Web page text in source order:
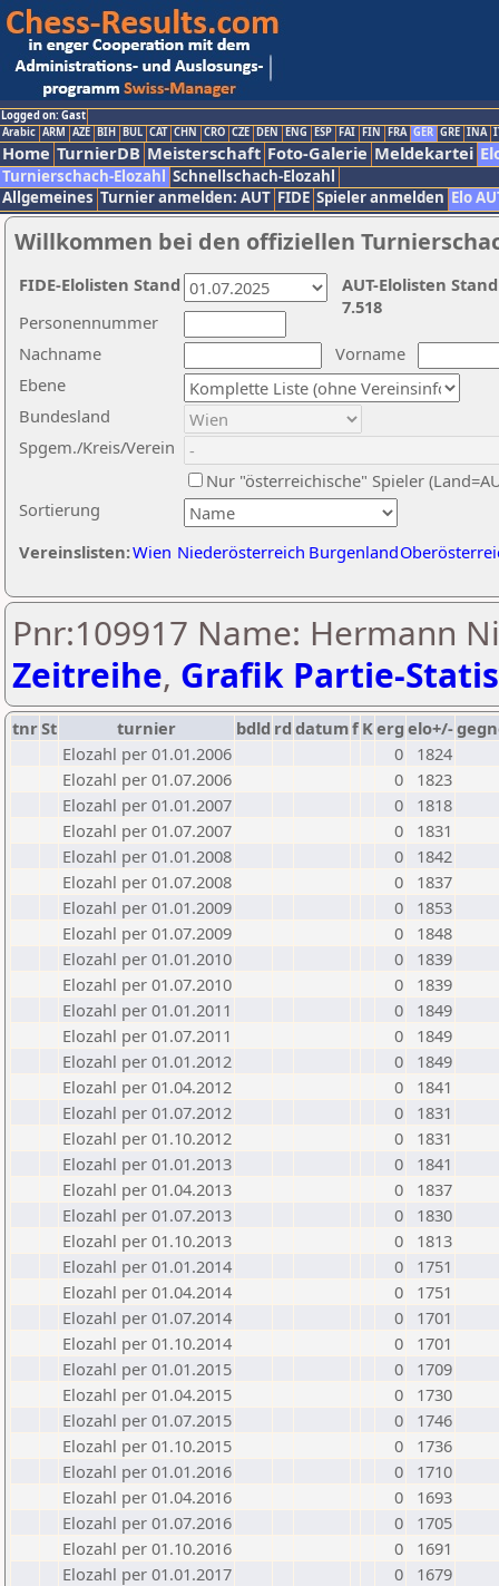
Logged on: Gast
Arabic ARM AZE BIH BUL CAT CHN CRO CZE DEN ENG ESP FAI FIN FRA GER GRE INA
Home TurnierDB Meisterschaft Foto-Galerie Meldekartei
Turnierschach-Elozahl Schnellschach-Elozahl
Allgemeines Turnier anmelden: AUT FIDE Spieler anmelden Elo
Willkommen bei den offiziellen
Nachname
Vorname
Ebene
Sortierung
Personennummer
Bundesland
Spgem./Kreis/Verein
Nur "österreichische" Spieler
Vereinslisten:Wien Niederösterreich Burgenland
AUT-Elolisten
7.518
FIDE-Elolisten Stand
Pnr:109917 Name: Hermann
Zeitreihe, Grafik Partie-
tnrSt turnier bdld rd datumf Kerg elo+/-
Elozahl per 01.01.2006
0
1824
Elozahl per 01.07.2006
0
1823
Elozahl per 01.01.2007
0
1818
Elozahl per 01.07.2007
0
1831
Elozahl per 01.01.2008
0
1842
Elozahl per 01.07.2008
0
1837
Elozahl per 01.01.2009
0
1853
Elozahl per 01.07.2009
0
1848
Elozahl per 01.01.2010
0
1839
Elozahl per 01.07.2010
0
1839
Elozahl per 01.01.2011
0
1849
Elozahl per 01.07.2011
0
1849
Elozahl per 01.01.2012
0
1849
Elozahl per 01.04.2012
0
1841
Elozahl per 01.07.2012
0
1831
Elozahl per 01.10.2012
0
1831
Elozahl per 01.01.2013
0
1841
Elozahl per 01.04.2013
0
1837
Elozahl per 01.07.2013
0
1830
Elozahl per 01.10.2013
0
1813
Elozahl per 01.01.2014
0
1751
Elozahl per 01.04.2014
0
1751
Elozahl per 01.07.2014
0
1701
Elozahl per 01.10.2014
0
1701
Elozahl per 01.01.2015
0
1709
Elozahl per 01.04.2015
0
1730
Elozahl per 01.07.2015
0
1746
Elozahl per 01.10.2015
0
1736
Elozahl per 01.01.2016
0
1710
Elozahl per 01.04.2016
0
1693
Elozahl per 01.07.2016
0
1705
Elozahl per 01.10.2016
0
1691
Elozahl per 01.01.2017
0
1679